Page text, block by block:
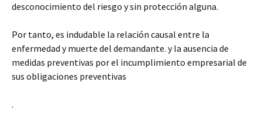
desconocimiento del riesgo y sin protección alguna.
Por tanto, es indudable la relación causal entre la
enfermedad y muerte del demandante. y la ausencia de
medidas preventivas por el incumplimiento empresarial de
sus obligaciones preventivas
.